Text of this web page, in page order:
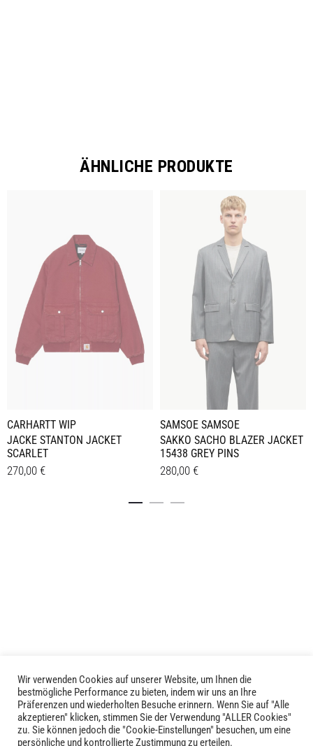
ÄHNLICHE PRODUKTE
CARHARTT WIP
JACKE STANTON JACKET
SCARLET
270,00 €
Produktseite
gewählt
werden
SAMSOE SAMSOE
SAKKO SACHO BLAZER JACKET
15438 GREY PINS
280,00 €
Produktseite
gewählt
werden
LIVID © 2024
Kontakt
Wir verwenden Cookies auf unserer Website, um Ihnen die
bestmögliche Performance zu bieten, indem wir uns an Ihre
Präferenzen und wiederholten Besuche erinnern. Wenn Sie auf "Alle
akzeptieren" klicken, stimmen Sie der Verwendung "ALLER Cookies"
zu. Sie können jedoch die "Cookie-Einstellungen" besuchen, um eine
persönliche und kontrollierte Zustimmung zu erteilen.